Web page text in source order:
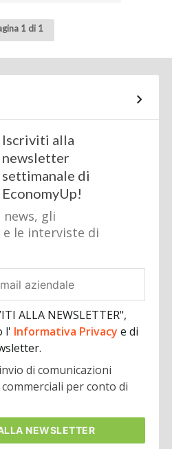
1 di 1
Iscriviti alla
newsletter
settimanale di
EconomyUp!
news, gli
le interviste di
ALLA NEWSLETTER",
l' Informativa Privacye di
di comunicazioni
per conto di
NEWSLETTER